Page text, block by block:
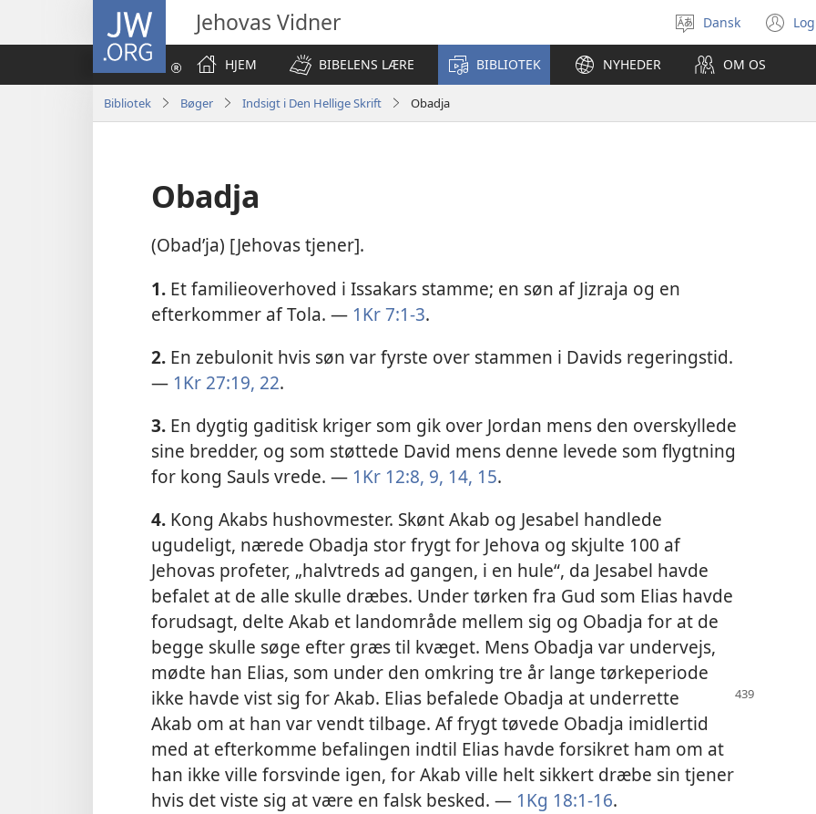
JW.ORG Jehovas Vidner
Vælg
sprog
Dansk
HJEM
BIBELENS LÆRE BIBLIOTEK NYHEDER OM OS
Bibliotek Bøger Indsigt i Den Hellige Skrift Obadja
Obadja
(Obadʹja) [Jehovas tjener].
1. Et familieoverhoved i Issakars stamme; en søn af Jizraja og en
efterkommer af Tola. — 1Kr 7:1-3.
2. En zebulonit hvis søn var fyrste over stammen i Davids regeringstid.
— 1Kr 27:19, 22.
3. En dygtig gaditisk kriger som gik over Jordan mens den overskyllede
sine bredder, og som støttede David mens denne levede som flygtning
for kong Sauls vrede. — 1Kr 12:8, 9, 14, 15.
4. Kong Akabs hushovmester. Skønt Akab og Jesabel handlede
ugudeligt, nærede Obadja stor frygt for Jehova og skjulte 100 af
Jehovas profeter, „halvtreds ad gangen, i en hule“, da Jesabel havde
befalet at de alle skulle dræbes. Under tørken fra Gud som Elias havde
forudsagt, delte Akab et landområde mellem sig og Obadja for at de
begge skulle søge efter græs til kvæget. Mens Obadja var undervejs,
mødte han Elias, som under den omkring tre år lange tørkeperiode
ikke havde vist sig for Akab. Elias befalede Obadja at underrette
Akab om at han var vendt tilbage. Af frygt tøvede Obadja imidlertid
med at efterkomme befalingen indtil Elias havde forsikret ham om at
han ikke ville forsvinde igen, for Akab ville helt sikkert dræbe sin tjener
hvis det viste sig at være en falsk besked. — 1Kg 18:1-16.